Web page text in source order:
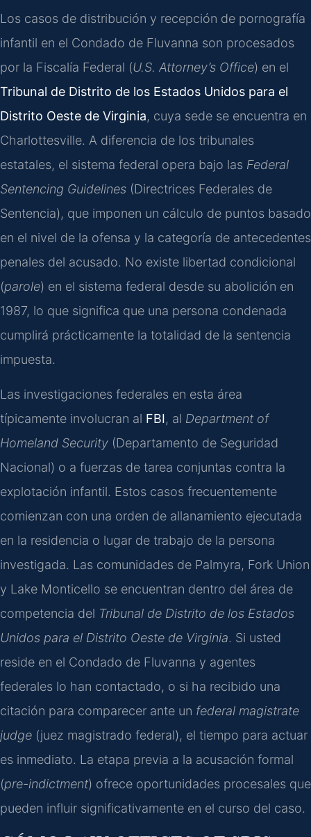
Los casos de distribución y recepción de pornografía
infantil en el Condado de Fluvanna son procesados
por la Fiscalía Federal (U.S. Attorney’s Office) en el
Tribunal de Distrito de los Estados Unidos para el
Distrito Oeste de Virginia, cuya sede se encuentra en
Charlottesville. A diferencia de los tribunales
estatales, el sistema federal opera bajo las Federal
Sentencing Guidelines (Directrices Federales de
Sentencia), que imponen un cálculo de puntos basado
en el nivel de la ofensa y la categoría de antecedentes
penales del acusado. No existe libertad condicional
(parole) en el sistema federal desde su abolición en
1987, lo que significa que una persona condenada
cumplirá prácticamente la totalidad de la sentencia
impuesta.
Las investigaciones federales en esta área
típicamente involucran al FBI, al Department of
Homeland Security (Departamento de Seguridad
Nacional) o a fuerzas de tarea conjuntas contra la
explotación infantil. Estos casos frecuentemente
comienzan con una orden de allanamiento ejecutada
en la residencia o lugar de trabajo de la persona
investigada. Las comunidades de Palmyra, Fork Union
y Lake Monticello se encuentran dentro del área de
competencia del Tribunal de Distrito de los Estados
Unidos para el Distrito Oeste de Virginia. Si usted
reside en el Condado de Fluvanna y agentes
federales lo han contactado, o si ha recibido una
citación para comparecer ante un federal magistrate
judge (juez magistrado federal), el tiempo para actuar
es inmediato. La etapa previa a la acusación formal
(pre-indictment) ofrece oportunidades procesales que
pueden influir significativamente en el curso del caso.